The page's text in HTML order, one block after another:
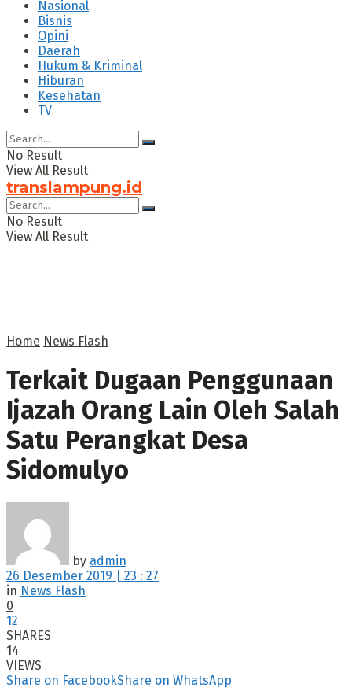
Nasional
Bisnis
Opini
Daerah
Hukum & Kriminal
Hiburan
Kesehatan
TV
No Result
View All Result
translampung.id
No Result
View All Result
Home News Flash
Terkait Dugaan Penggunaan
Ijazah Orang Lain Oleh Salah
Satu Perangkat Desa
Sidomulyo
by admin
26 Desember 2019 | 23 : 27
in News Flash
0
12
SHARES
14
VIEWS
Share on FacebookShare on WhatsApp